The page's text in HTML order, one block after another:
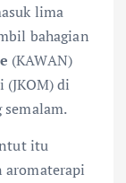
lima
bahagian
(KAWAN)
di
semalam.
itu